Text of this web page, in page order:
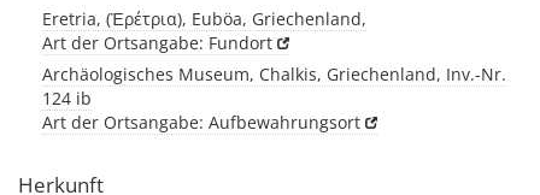
Eretria, (Ἐρέτρια), Euböa, Griechenland,
Art der Ortsangabe: Fundort
Archäologisches Museum, Chalkis, Griechenland, Inv.-Nr.
124 ib
Art der Ortsangabe: Aufbewahrungsort
Herkunft